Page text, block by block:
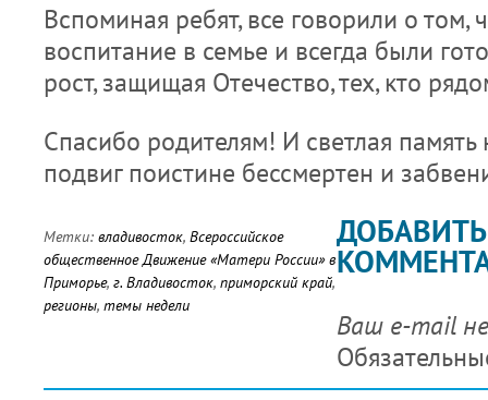
Вспоминая ребят, все говорили о том,
воспитание в семье и всегда были
рост, защищая Отечество, тех, кто
Спасибо родителям! И светлая
подвиг поистине бессмертен и
Метки: владивосток, Всероссийское
общественное Движение «Матери России» в
Приморье, г. Владивосток, приморский край,
регионы, темы недели
ДОБАВИТЬ
Ваш e-mail